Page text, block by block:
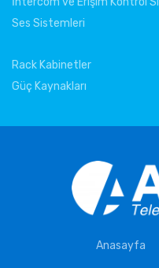
Ses Sistemleri
Rack Kabinetler
Güç Kaynakları
Anasayfa